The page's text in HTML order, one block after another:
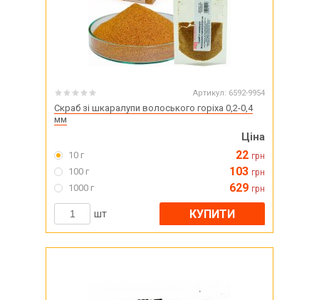
Артикул: 6592-9954
Скраб зі шкаралупи волоського горіха 0,2-0,4
мм
Ціна
10 г 22 грн
100 г 103 грн
1000 г 629 грн
шт КУПИТИ